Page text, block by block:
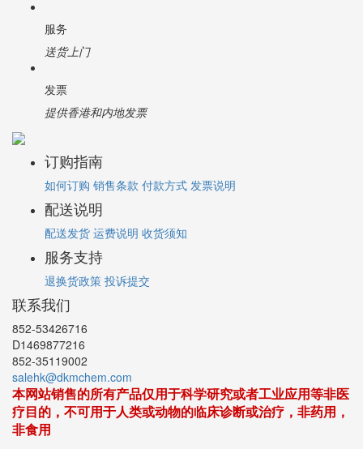
服务
送货上门
发票
提供香港和内地发票
订购指南
如何订购 销售条款 付款方式 发票说明
配送说明
配送发货 运费说明 收货须知
服务支持
退换货政策 投诉提交
联系我们
852-53426716
D1469877216
852-35119002
salehk@dkmchem.com
本网站销售的所有产品仅用于科学研究或者工业应用等非医
疗目的，不可用于人类或动物的临床诊断或治疗，非药用，
非食用